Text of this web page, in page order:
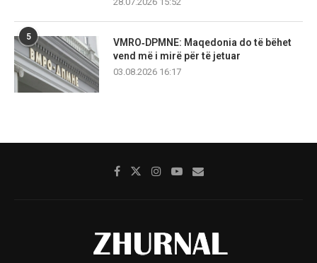
5
VMRO‑DPMNE: Maqedonia do të bëhet
vend më i mirë për të jetuar
03.08.2026 16:17